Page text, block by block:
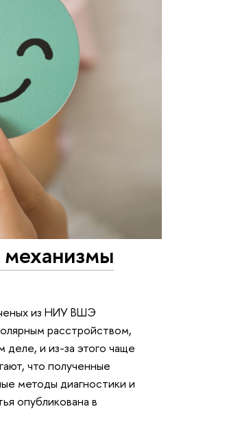
из НИУ ВШЭ
расстройством,
и из-за этого чаще
что полученные
методы диагностики и
опубликована в